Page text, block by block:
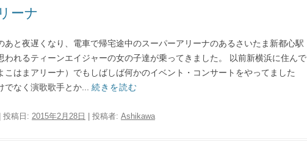
ーナ
あと夜遅くなり、電車で帰宅途中のスーパーアリーナのあるさいたま新都心駅
われるティーンエイジャーの女の子達が乗ってきました。 以前新横浜に住んで
こはまアリーナ）でもしばしば何かのイベント・コンサートをやってました
でなく演歌歌手とか... 続きを読む
| 投稿日: 2015年2月28日 投稿者: Ashikawa